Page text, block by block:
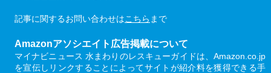
記事に関するお問い合わせはこちら まで
Amazonアソシエイト広告掲載について
マイナビニュース 水まわりのレスキューガイドは、Amazon.co.jp
を宣伝しリンクすることによってサイトが紹介料を獲得できる手